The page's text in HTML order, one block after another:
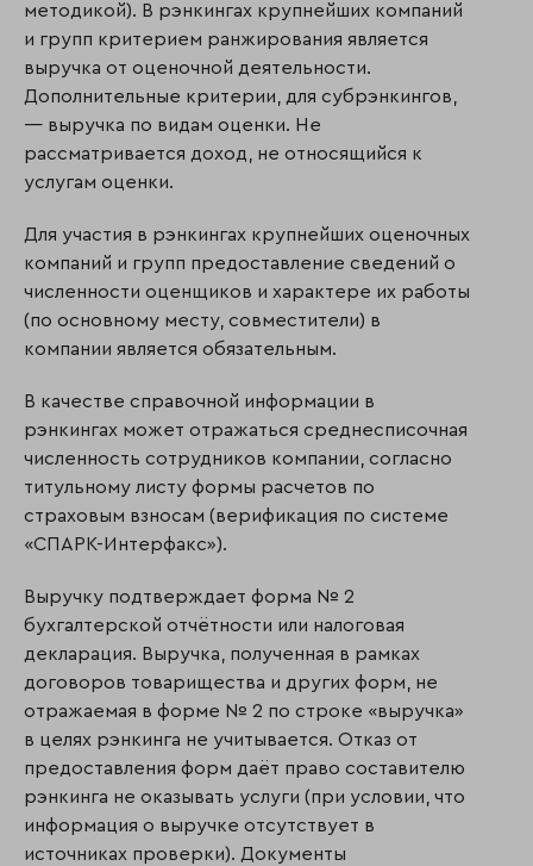
методикой). В рэнкингах крупнейших компаний
и групп критерием ранжирования является
выручка от оценочной деятельности.
Дополнительные критерии, для субрэнкингов,
— выручка по видам оценки. Не
рассматривается доход, не относящийся к
услугам оценки.
Для участия в рэнкингах крупнейших оценочных
компаний и групп предоставление сведений о
численности оценщиков и характере их работы
(по основному месту, совместители) в
компании является обязательным.
В качестве справочной информации в
рэнкингах может отражаться среднесписочная
численность сотрудников компании, согласно
титульному листу формы расчетов по
страховым взносам (верификация по системе
«СПАРК-Интерфакс»).
Выручку подтверждает форма № 2
бухгалтерской отчётности или налоговая
декларация. Выручка, полученная в рамках
договоров товарищества и других форм, не
отражаемая в форме № 2 по строке «выручка»
в целях рэнкинга не учитывается. Отказ от
предоставления форм даёт право составителю
рэнкинга не оказывать услуги (при условии, что
информация о выручке отсутствует в
источниках проверки). Документы